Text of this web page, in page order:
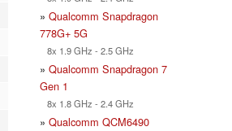
» Qualcomm Snapdragon
778G+ 5G
8x 1.9 GHz - 2.5 GHz
» Qualcomm Snapdragon 7
Gen 1
8x 1.8 GHz - 2.4 GHz
» Qualcomm QCM6490